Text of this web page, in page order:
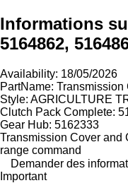
Informations
5164862,
Availability: 18/05/2026
PartName:
Style: AGRICULTURE
Clutch Pack Complete:
Gear Hub: 5162333
Transmission Cover and
range command
Demander des
Important